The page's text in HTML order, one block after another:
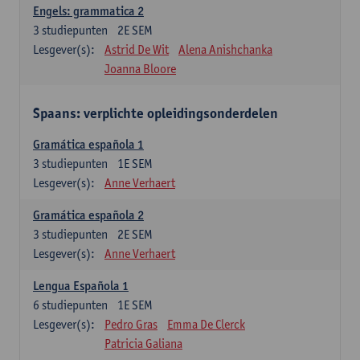
Engels: grammatica 2
2E SEM
3 studiepunten
Lesgever(s):
Astrid De Wit
Alena Anishchanka
Joanna Bloore
Spaans: verplichte opleidingsonderdelen
Gramática española 1
1E SEM
3 studiepunten
Lesgever(s):
Anne Verhaert
Gramática española 2
2E SEM
3 studiepunten
Lesgever(s):
Anne Verhaert
Lengua Española 1
1E SEM
6 studiepunten
Lesgever(s):
Pedro Gras
Emma De Clerck
Patricia Galiana